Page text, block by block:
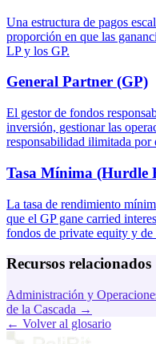
Una estructura de pagos
proporción en que las
LP y los GP.
General Partner (GP)
El gestor de fondos
inversión, gestionar las
responsabilidad ilimitada por
Tasa Mínima (Hurdle
La tasa de rendimiento
que el GP gane carried
fondos de private equity y de
Recursos relacionados
Administración y
de la Cascada →
← Volver al glosario